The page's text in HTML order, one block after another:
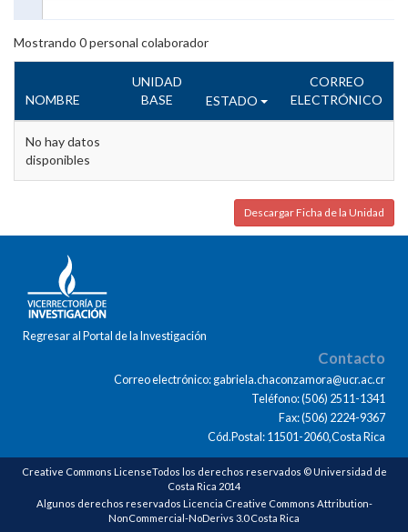
Mostrando 0personal colaborador
NOMBRE
UNIDAD
BASE
ESTADO
CORREO
ELECTRÓNICO
No hay datos
disponibles
Descargar Ficha de la Unidad
Regresar al Portal de la Investigación
Contacto
Correo electrónico: gabriela.chaconzamora@ucr.ac.cr
Teléfono: (506) 2511-1341
Fax: (506) 2224-9367
Cód.Postal: 11501-2060,Costa Rica
Creative Commons LicenseTodos los derechos reservados © Universidad de
Costa Rica 2014
Algunos derechos reservados Licencia Creative Commons Attribution-
NonCommercial-NoDerivs 3.0 Costa Rica